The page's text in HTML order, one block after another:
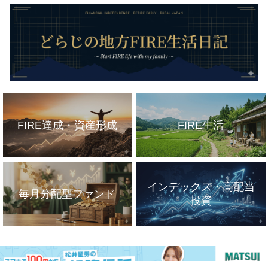
FIRE達成・資産形成 FIRE生活
毎月分配型ファンド
インデックス・高配当
投資